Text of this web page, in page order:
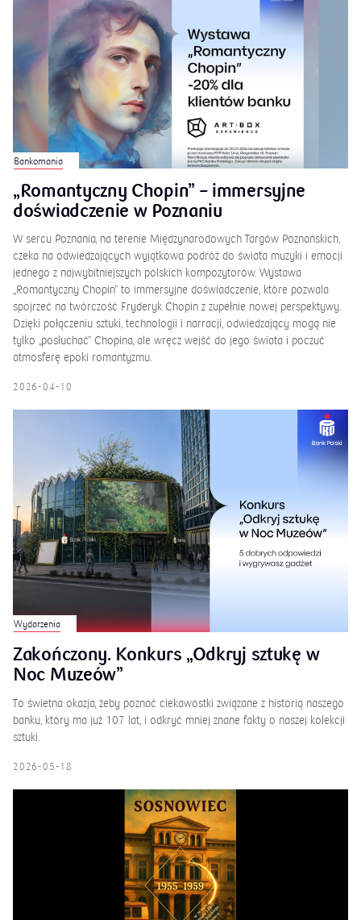
Bankomania
„Romantyczny Chopin” – immersyjne
doświadczenie w Poznaniu
W sercu Poznania, na terenie Międzynarodowych Targów Poznańskich,
czeka na odwiedzających wyjątkowa podróż do świata muzyki i emocji
jednego z najwybitniejszych polskich kompozytorów. Wystawa
„Romantyczny Chopin” to immersyjne doświadczenie, które pozwala
spojrzeć na twórczość Fryderyk Chopin z zupełnie nowej perspektywy.
Dzięki połączeniu sztuki, technologii i narracji, odwiedzający mogą nie
tylko „posłuchać” Chopina, ale wręcz wejść do jego świata i poczuć
atmosferę epoki romantyzmu.
2026-04-10
Wydarzenia
Zakończony. Konkurs „Odkryj sztukę w
Noc Muzeów”
To świetna okazja, żeby poznać ciekawostki związane z historią naszego
banku, który ma już 107 lat, i odkryć mniej znane fakty o naszej kolekcji
sztuki.
2026-05-18